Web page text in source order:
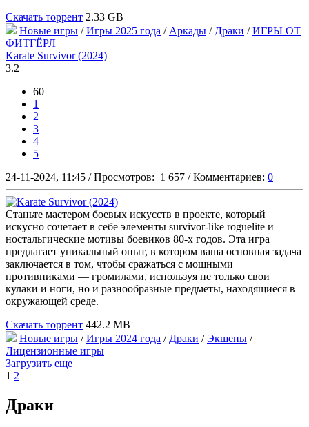
Скачать торрент 2.33 GB
Новые игры /Игры 2025 года / Аркады / Драки /ИГРЫ ОТ
ФИТГЁРЛ
Karate Survivor (2024)
3.2
60
1
2
3
4
5
24-11-2024, 11:45 / Просмотров: 1 657 / Комментариев: 0
Станьте мастером боевых искусств в проекте, который
искусно сочетает в себе элементы survivor-like roguelite и
ностальгические мотивы боевиков 80-х годов. Эта игра
предлагает уникальный опыт, в котором ваша основная задача
заключается в том, чтобы сражаться с мощными
противниками — громилами, используя не только свои
кулаки и ноги, но и разнообразные предметы, находящиеся в
окружающей среде.
Скачать торрент 442.2 MB
Новые игры /Игры 2024 года / Драки /Экшены /
Лицензионные игры
Загрузить еще
1 2
Драки